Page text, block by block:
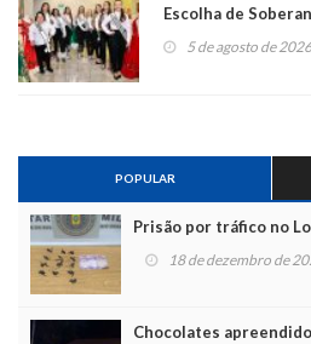
Escolha de
5 de agosto de 2026
POPULAR
Prisão por tráfico no
18 de dezembro de
Chocolates